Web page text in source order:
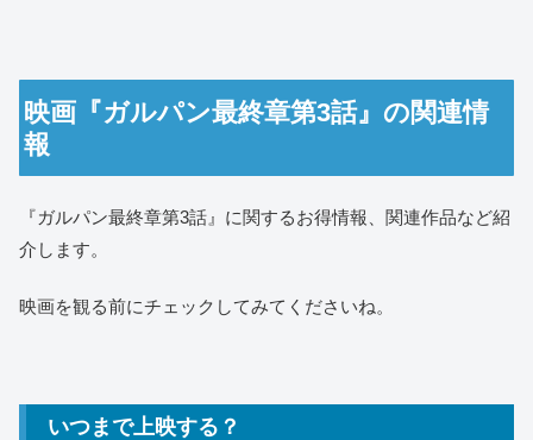
映画『ガルパン最終章第3話』の関連情
報
『ガルパン最終章第3話』に関するお得情報、関連作品など紹
介します。
映画を観る前にチェックしてみてくださいね。
いつまで上映する？